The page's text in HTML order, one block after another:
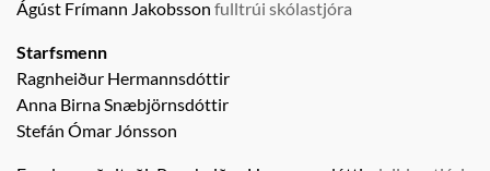
Ágúst Frímann Jakobsson fulltrúi skólastjóra
Starfsmenn
Ragnheiður Hermannsdóttir
Anna Birna Snæbjörnsdóttir
Stefán Ómar Jónsson